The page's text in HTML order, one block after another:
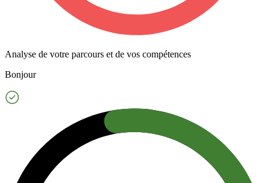
Analyse de votre parcours et de vos compétences
Bonjour